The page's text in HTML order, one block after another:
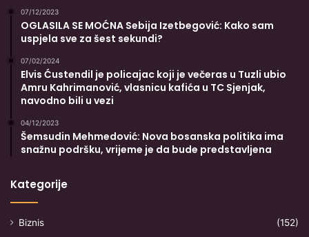
07/12/2023
OGLASILA SE MOĆNA Sebija Izetbegović: Kako sam
uspjela sve za šest sekundi?
07/02/2024
Elvis Ćustendil je policajac koji je večeras u Tuzli ubio
Amru Kahrimanović, vlasnicu kafića u TC Sjenjak,
navodno bili u vezi
04/12/2023
Šemsudin Mehmedović: Nova bosanska politika ima
snažnu podršku, vrijeme je da bude predstavljena
Kategorije
Biznis
(152)